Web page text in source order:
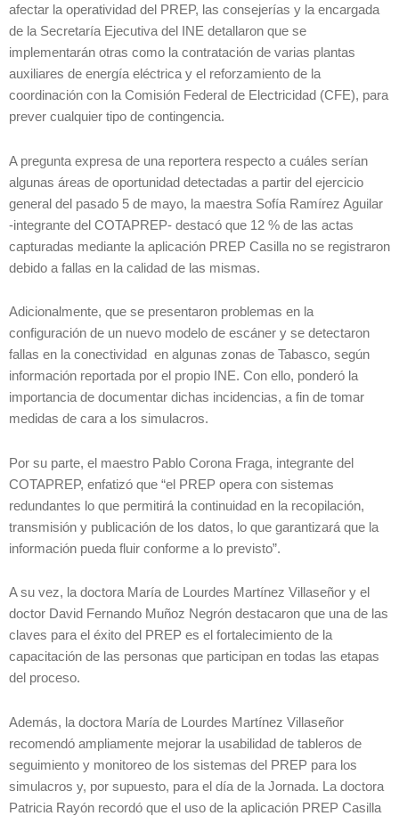
afectar la operatividad del PREP, las consejerías y la encargada
de la Secretaría Ejecutiva del INE detallaron que se
implementarán otras como la contratación de varias plantas
auxiliares de energía eléctrica y el reforzamiento de la
coordinación con la Comisión Federal de Electricidad (CFE), para
prever cualquier tipo de contingencia.
A pregunta expresa de una reportera respecto a cuáles serían
algunas áreas de oportunidad detectadas a partir del ejercicio
general del pasado 5 de mayo, la maestra Sofía Ramírez Aguilar
-integrante del COTAPREP- destacó que 12 % de las actas
capturadas mediante la aplicación PREP Casilla no se registraron
debido a fallas en la calidad de las mismas.
Adicionalmente, que se presentaron problemas en la
configuración de un nuevo modelo de escáner y se detectaron
fallas en la conectividad en algunas zonas de Tabasco, según
información reportada por el propio INE. Con ello, ponderó la
importancia de documentar dichas incidencias, a fin de tomar
medidas de cara a los simulacros.
Por su parte, el maestro Pablo Corona Fraga, integrante del
COTAPREP, enfatizó que “el PREP opera con sistemas
redundantes lo que permitirá la continuidad en la recopilación,
transmisión y publicación de los datos, lo que garantizará que la
información pueda fluir conforme a lo previsto”.
A su vez, la doctora María de Lourdes Martínez Villaseñor y el
doctor David Fernando Muñoz Negrón destacaron que una de las
claves para el éxito del PREP es el fortalecimiento de la
capacitación de las personas que participan en todas las etapas
del proceso.
Además, la doctora María de Lourdes Martínez Villaseñor
recomendó ampliamente mejorar la usabilidad de tableros de
seguimiento y monitoreo de los sistemas del PREP para los
simulacros y, por supuesto, para el día de la Jornada. La doctora
Patricia Rayón recordó que el uso de la aplicación PREP Casilla